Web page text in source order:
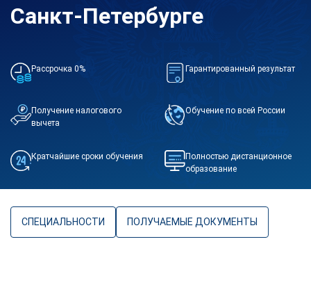
Санкт-Петербурге
Рассрочка 0% Гарантированный результат
Получение налогового
вычета
Обучение по всей России
Кратчайшие сроки обучения
Полностью дистанционное
образование
СПЕЦИАЛЬНОСТИ ПОЛУЧАЕМЫЕ ДОКУМЕНТЫ